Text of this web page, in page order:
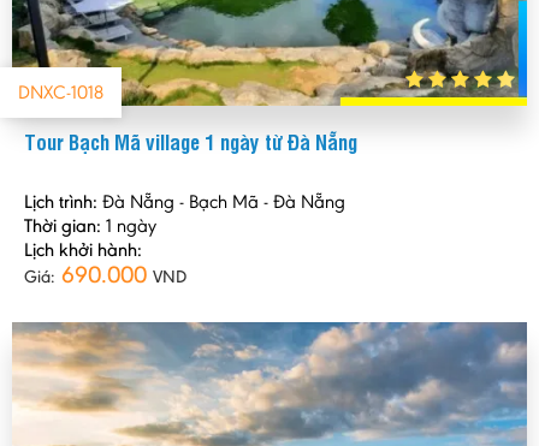
DNXC-1018
Tour Bạch Mã village 1 ngày từ Đà Nẵng
Lịch trình: Đà Nẵng - Bạch Mã - Đà Nẵng
Thời gian: 1 ngày
Lịch khởi hành:
Giá: 690.000 VND